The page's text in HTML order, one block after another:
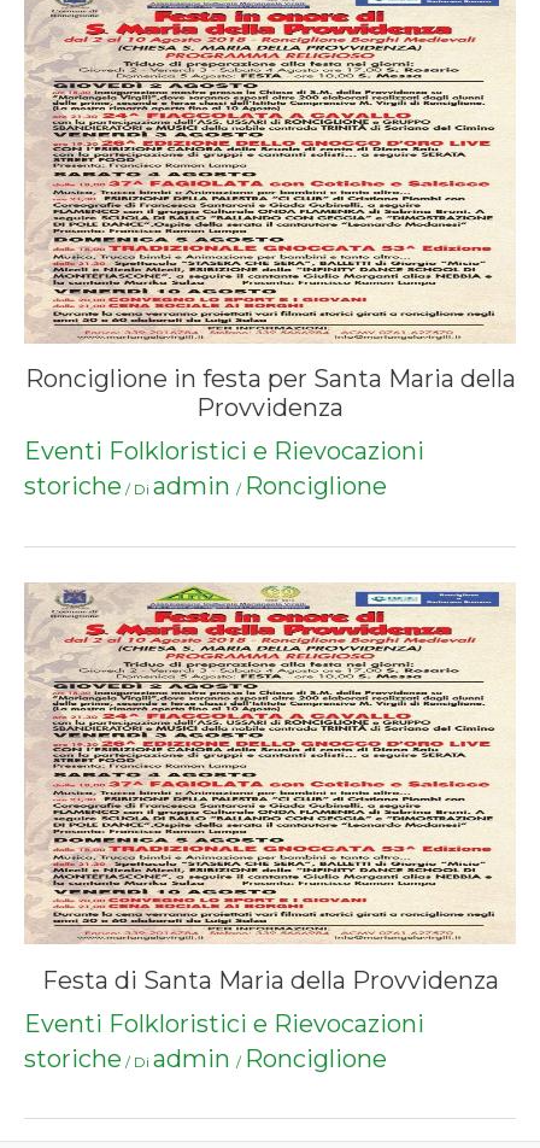
Ronciglione in festa per Santa Maria della
Provvidenza
Eventi Folkloristici e Rievocazioni
storiche / Di admin / Ronciglione
Festa di Santa Maria della Provvidenza
Eventi Folkloristici e Rievocazioni
storiche / Di admin / Ronciglione